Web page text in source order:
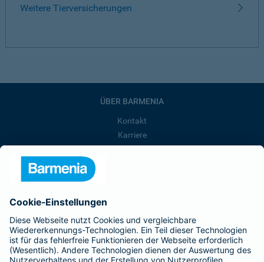
Weitere Tierversicherungen
ÜBER BARMENIA
Kontakt
Karriere
Barmenia ist Teil der BarmeniaGothaer
BELIEBTE SEITEN
Kranken-Zusatzversicherung